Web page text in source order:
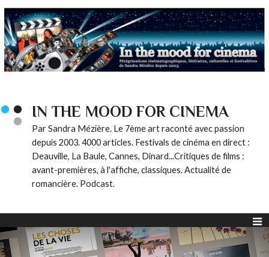
IN THE MOOD FOR CINEMA
Par Sandra Mézière. Le 7ème art raconté avec passion
depuis 2003. 4000 articles. Festivals de cinéma en direct :
Deauville, La Baule, Cannes, Dinard...Critiques de films :
avant-premières, à l'affiche, classiques. Actualité de
romancière. Podcast.